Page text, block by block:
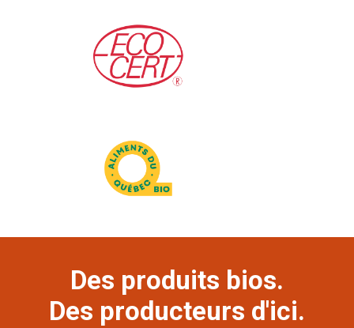
Des produits bios.
Des producteurs d'ici.